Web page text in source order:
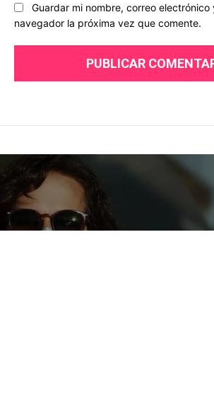
Guardar mi nombre, correo
navegador la próxima vez que comente.